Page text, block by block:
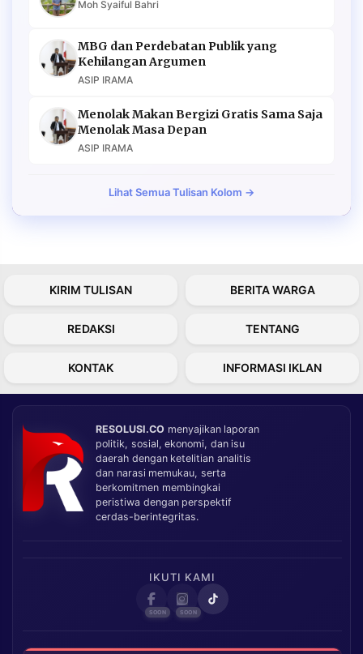
Moh Syaiful Bahri
MBG dan Perdebatan Publik yang
Kehilangan Argumen
ASIP IRAMA
Menolak Makan Bergizi Gratis Sama Saja
Menolak Masa Depan
ASIP IRAMA
Lihat Semua Tulisan Kolom →
KIRIM TULISAN BERITA WARGA
REDAKSI TENTANG
KONTAK INFORMASI IKLAN
RESOLUSI.CO menyajikan laporan
politik, sosial, ekonomi, dan isu
daerah dengan ketelitian analitis
dan narasi memukau, serta
berkomitmen membingkai
peristiwa dengan perspektif
cerdas-berintegritas.
IKUTI KAMI